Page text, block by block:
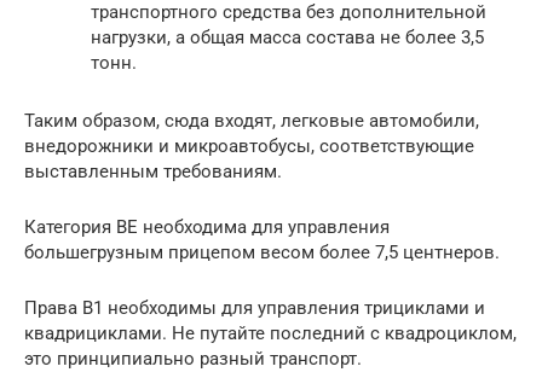
транспортного средства без дополнительной
нагрузки, а общая масса состава не более 3,5
тонн.
Таким образом, сюда входят, легковые автомобили,
внедорожники и микроавтобусы, соответствующие
выставленным требованиям.
Категория ВЕ необходима для управления
большегрузным прицепом весом более 7,5 центнеров.
Права В1 необходимы для управления трициклами и
квадрициклами. Не путайте последний с квадроциклом,
это принципиально разный транспорт.